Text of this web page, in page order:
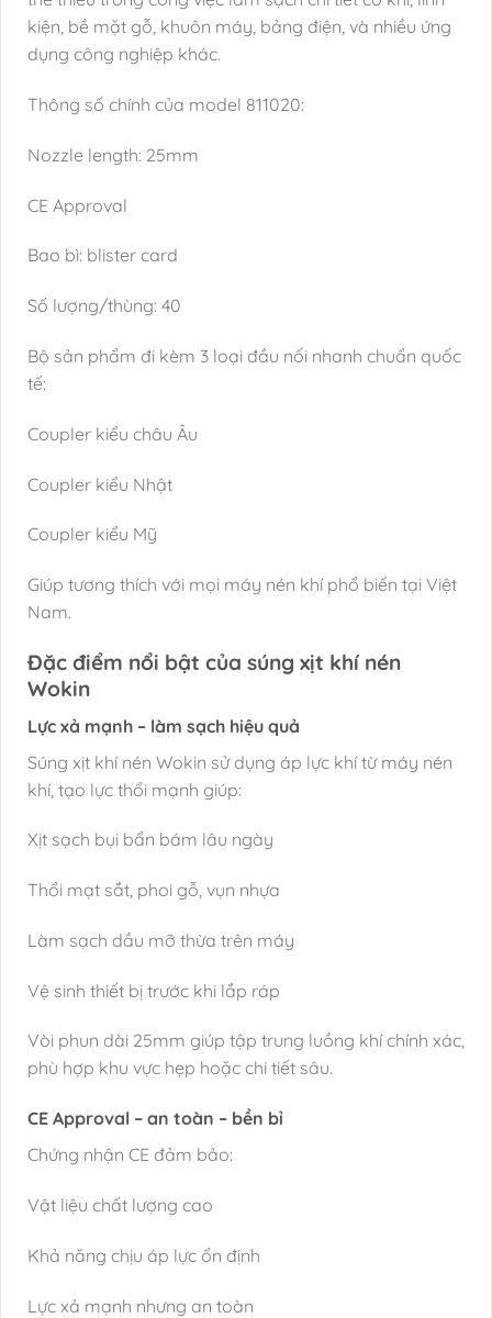
kiện, bề mặt gỗ, khuôn máy, bảng điện, và nhiều ứng
dụng công nghiệp khác.
Thông số chính của model 811020:
Nozzle length: 25mm
CE Approval
Bao bì: blister card
Số lượng/thùng: 40
Bộ sản phẩm đi kèm 3 loại đầu nối nhanh chuẩn quốc
tế:
Coupler kiểu châu Âu
Coupler kiểu Nhật
Coupler kiểu Mỹ
Giúp tương thích với mọi máy nén khí phổ biến tại Việt
Nam.
Đặc điểm nổi bật của súng xịt khí nén
Wokin
Lực xả mạnh – làm sạch hiệu quả
Súng xịt khí nén Wokin sử dụng áp lực khí từ máy nén
khí, tạo lực thổi mạnh giúp:
Xịt sạch bụi bẩn bám lâu ngày
Thổi mạt sắt, phoi gỗ, vụn nhựa
Làm sạch dầu mỡ thừa trên máy
Vệ sinh thiết bị trước khi lắp ráp
Vòi phun dài 25mm giúp tập trung luồng khí chính xác,
phù hợp khu vực hẹp hoặc chi tiết sâu.
CE Approval – an toàn – bền bỉ
Chứng nhận CE đảm bảo:
Vật liệu chất lượng cao
Khả năng chịu áp lực ổn định
Lực xả mạnh nhưng an toàn